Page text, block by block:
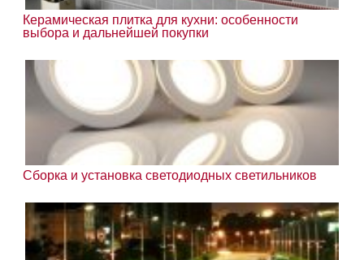
Керамическая плитка для кухни: особенности
выбора и дальнейшей покупки
Сборка и установка светодиодных светильников